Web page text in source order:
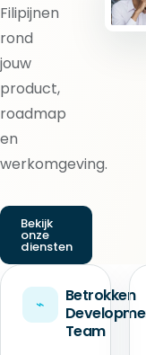
Filipijnen
rond
jouw
product,
roadmap
en
werkomgeving.
Bekijk
onze
diensten
⌁
Betrokken
Team